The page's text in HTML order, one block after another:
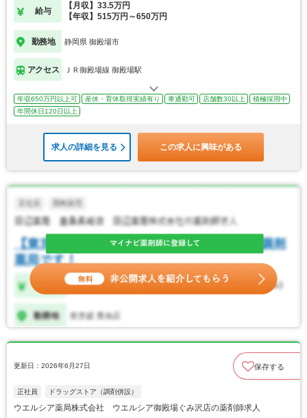
給与
【月収】33.5万円
【年収】515万円～650万円
勤務地 静岡県 御殿場市
アクセス ＪＲ御殿場線 御殿場駅
年収650万円以上可 産休・育休取得実績有り 車通勤可 店舗数30以上
積極採用中
年間休日120日以上
求人の詳細を見る この求人に興味がある
更新日：2026年6月27日 保存する
正社員 ドラッグストア（調剤併設）
ウエルシア薬局株式会社 ウエルシア御殿場ぐみ沢店の薬剤師求人